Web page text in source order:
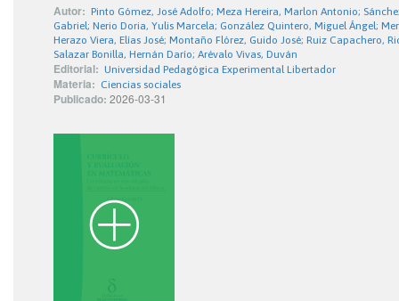
Autor: Pinto Gómez, José Adolfo; Meza Hereira, Marlon Antonio;
Gabriel; Nerio Doria, Yulis Marcela; González Quintero, Miguel Ángel;
Herazo Viera, Elías José; Montaño Flórez, Guido José; Ruiz Capachero,
Salazar Bonilla, Hernán Darío; Arévalo Vivas, Duván
Editorial: Universidad Pedagógica Experimental Libertador
Materia: Ciencias sociales
Publicado: 2026-03-31